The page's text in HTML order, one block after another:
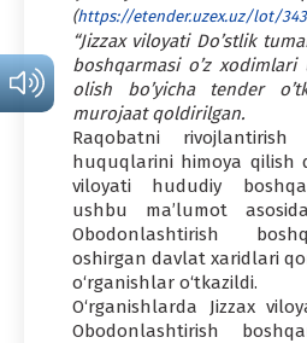
(https://etender.uzex.uz/lot/
“Jizzax viloyati Do’stlik
boshqarmasi o’z
olish bo’yicha tender
murojaat qoldirilgan.
Raqobatni rivojlantirish
huquqlarini himoya qilish
viloyati hududiy
ushbu ma’lumot
Obodonlashtirish
oshirgan davlat xaridlari
o‘rganishlar o‘tkazildi.
O‘rganishlarda Jizzax
Obodonlashtirish